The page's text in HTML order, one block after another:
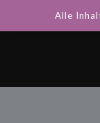
Alle